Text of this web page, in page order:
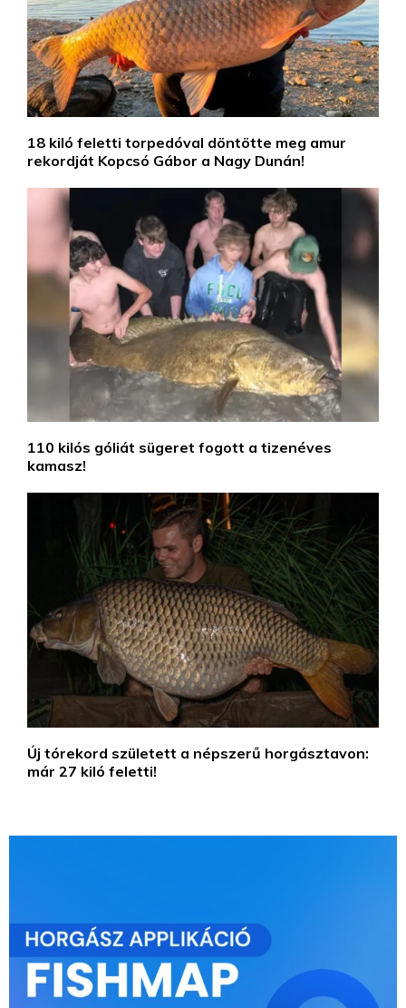
18 kiló feletti torpedóval döntötte meg amur
rekordját Kopcsó Gábor a Nagy Dunán!
110 kilós góliát sügeret fogott a tizenéves
kamasz!
Új tórekord született a népszerű horgásztavon:
már 27 kiló feletti!